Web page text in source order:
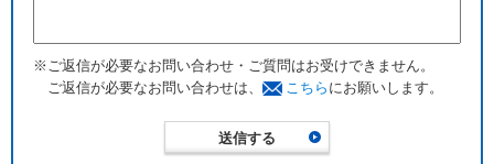
※ご返信が必要なお問い合わせ・ご質問はお受けできません。
ご返信が必要なお問い合わせは、
こちら にお願いします。